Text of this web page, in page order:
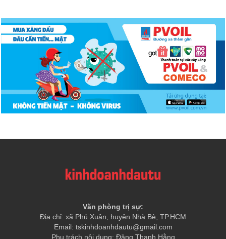
Văn phòng trị sự:
Địa chỉ: xã Phú Xuân, huyện Nhà Bè, TP.HCM
Email: tskinhdoanhdautu@gmail.com
Phụ trách nội dung: Đặng Thanh Hằng